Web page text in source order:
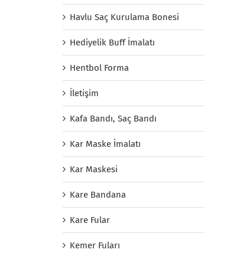
Havlu Saç Kurulama Bonesi
Hediyelik Buff İmalatı
Hentbol Forma
İletişim
Kafa Bandı, Saç Bandı
Kar Maske İmalatı
Kar Maskesi
Kare Bandana
Kare Fular
Kemer Fuları